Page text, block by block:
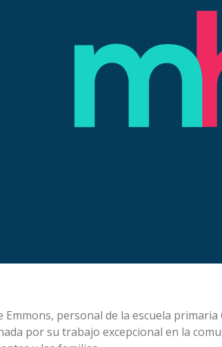
Emmons, personal de la escuela
por su trabajo excepcional en la